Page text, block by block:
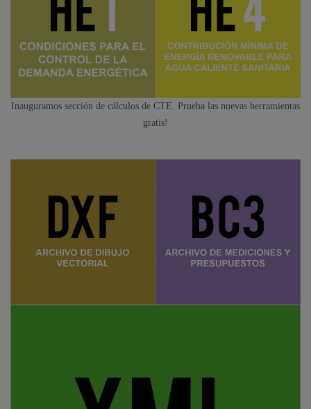
Inauguramos sección de cálculos de CTE. Prueba las nuevas herramientas
gratis!